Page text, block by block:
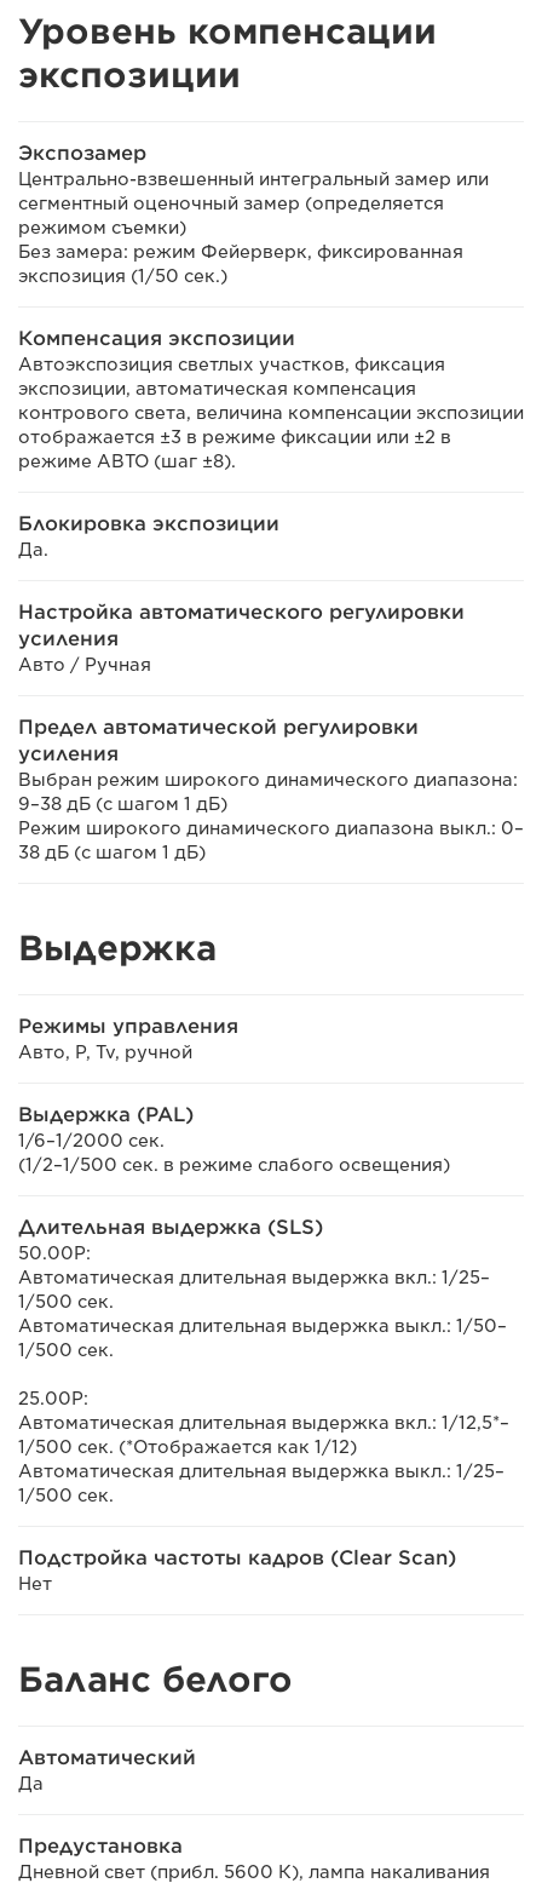
Уровень компенсации
экспозиции
Экспозамер
Центрально-взвешенный интегральный замер или
сегментный оценочный замер (определяется
режимом съемки)
Без замера: режим Фейерверк, фиксированная
экспозиция (1/50 сек.)
Компенсация экспозиции
Автоэкспозиция светлых участков, фиксация
экспозиции, автоматическая компенсация
контрового света, величина компенсации экспозиции
отображается ±3 в режиме фиксации или ±2 в
режиме АВТО (шаг ±8).
Блокировка экспозиции
Да.
Настройка автоматического регулировки
усиления
Авто / Ручная
Предел автоматической регулировки
усиления
Выбран режим широкого динамического диапазона:
9–38 дБ (с шагом 1 дБ)
Режим широкого динамического диапазона выкл.: 0–
38 дБ (с шагом 1 дБ)
Выдержка
Режимы управления
Авто, P, Tv, ручной
Выдержка (PAL)
1/6–1/2000 сек.
(1/2–1/500 сек. в режиме слабого освещения)
Длительная выдержка (SLS)
50.00P:
Автоматическая длительная выдержка вкл.: 1/25–
1/500 сек.
Автоматическая длительная выдержка выкл.: 1/50–
1/500 сек.
25.00P:
Автоматическая длительная выдержка вкл.: 1/12,5*–
1/500 сек. (*Отображается как 1/12)
Автоматическая длительная выдержка выкл.: 1/25–
1/500 сек.
Подстройка частоты кадров (Clear Scan)
Нет
Баланс белого
Автоматический
Да
Предустановка
Дневной свет (прибл. 5600 К), лампа накаливания